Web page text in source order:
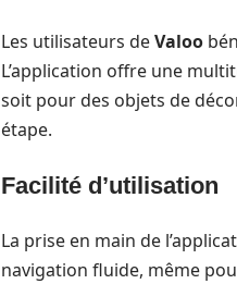
Les utilisateurs deValoo
L’application offre une
soit pour des objets de
étape.
Facilité d’utilisation
La prise en main de
navigation fluide, même